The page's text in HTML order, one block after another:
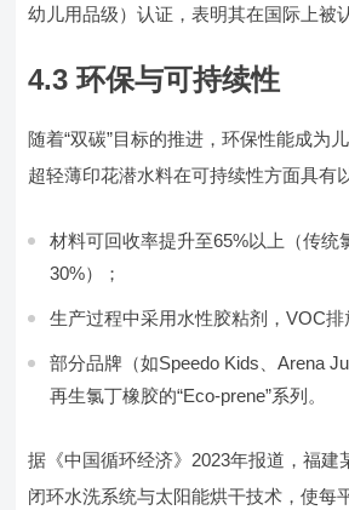
幼儿用品级）认证，表明其在国际上被
4.3 环保与可持续性
随着“双碳”目标的推进，环保性能成为
超轻薄印花潜水料在可持续性方面具有
材料可回收率提升至65%以上（传统
30%）；
生产过程中采用水性胶粘剂，VOC排
部分品牌（如Speedo Kids、Arena
再生氯丁橡胶的“Eco-prene”系列。
据《中国循环经济》2023年报道，福建
闭环水洗系统与太阳能烘干技术，使每